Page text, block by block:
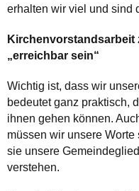
erhalten wir viel und sind
Kirchenvorstandsarbeit
„erreichbar sein“
Wichtig ist, dass wir
bedeutet ganz praktisch,
ihnen gehen können.
müssen wir unsere
sie unsere
verstehen.